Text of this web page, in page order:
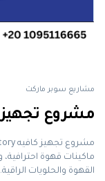
مشاريع سوبر ماركت
مشروع تجهيز Chocolate Factory Café
ماكينات قهوة
القهوة والحلويات الراقية.